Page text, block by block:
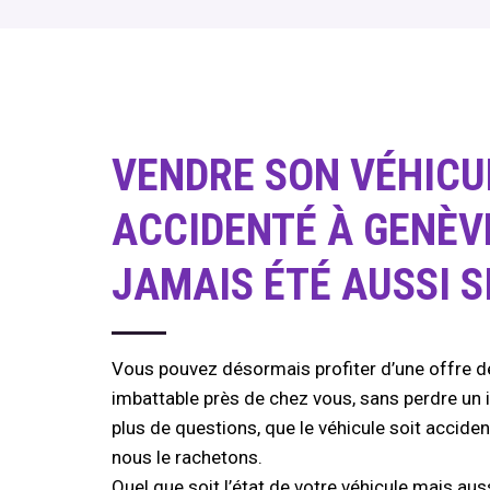
VENDRE SON
ACCIDENTÉ À
JAMAIS ÉTÉ AUSSI
Vous pouvez désormais profiter d’une offre
imbattable près de chez vous, sans perdre un
plus de questions, que le véhicule soit
nous le rachetons.